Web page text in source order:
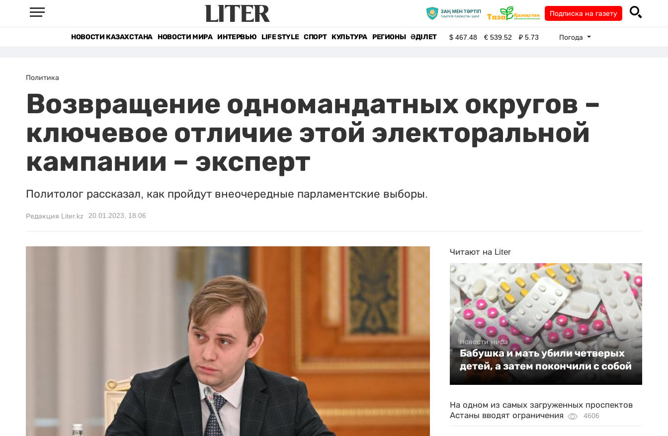
Подписка на газету
НОВОСТИ КАЗАХСТАНА НОВОСТИ МИРА ИНТЕРВЬЮ LIFE STYLE СПОРТ КУЛЬТУРА РЕГИОНЫ ӘДІЛЕТ $467.48 €539.52 ₽5.73 Погода
Политика
Возвращение одномандатных округов –
ключевое отличие этой электоральной
кампании – эксперт
Политолог рассказал, как пройдут внеочередные парламентские выборы.
Редакция Liter.kz 20.01.2023, 18:06
Читают на Liter
Новости мира
Бабушка и мать убили четверых
детей, а затем покончили с собой
На одном из самых загруженных проспектов
Астаны вводят ограничения
4606